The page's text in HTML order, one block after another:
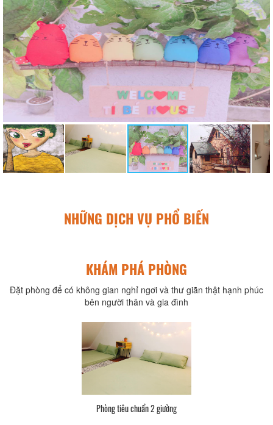
NHỮNG DỊCH VỤ PHỔ BIẾN
KHÁM PHÁ PHÒNG
Đặt phòng để có không gian nghỉ ngơi và thư giãn thật hạnh phúc
bên người thân và gia đình
Phòng tiêu chuẩn 2 giường